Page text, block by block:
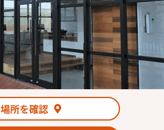
。
いて、お客さま本人からの開示、訂正、削
窓口でお受けして、誠意をもって対応いたし
ってお客さま情報の取り扱いをいたします。
場所を確認